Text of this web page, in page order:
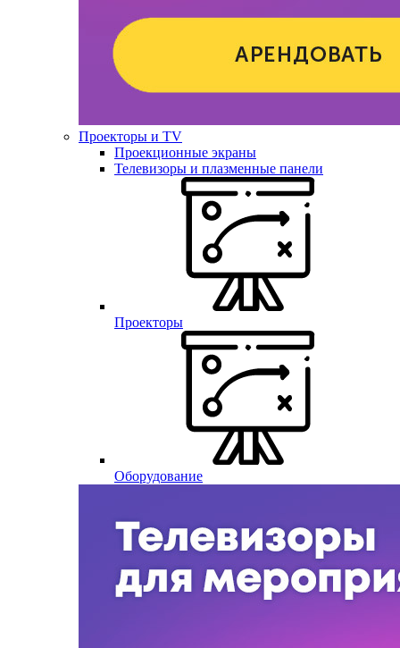
Проекторы и TV
Проекционные экраны
Телевизоры и плазменные панели
Проекторы
Оборудование